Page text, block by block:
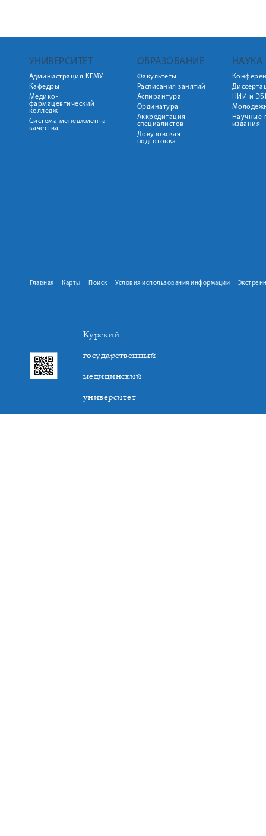
УНИВЕРСИТЕТ
Администрация КГМУ
Кафедры
Медико-
фармацевтический
колледж
Система менеджмента
качества
ОБРАЗОВАНИЕ
Факультеты
Расписания занятий
Аспирантура
Ординатура
Аккредитация
специалистов
Довузовская
подготовка
НАУКА
НИИ и
Научные
издания
Главная Карты Поиск Условия использования информации
Курский
государственный
медицинский
университет